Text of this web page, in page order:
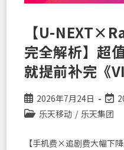
“3
南
【U-
完全解析】超
就提前补完《
Post
published:
2026年7月24日
Post
last
Post乐天移动 / 乐天集团
【手机费×追剧费大幅下